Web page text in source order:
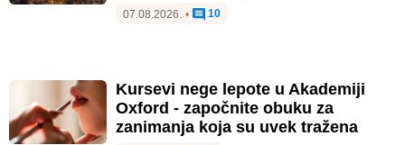
07.08.2026. • 10
Kursevi nege lepote u Akademiji
Oxford - započnite obuku za
zanimanja koja su uvek tražena